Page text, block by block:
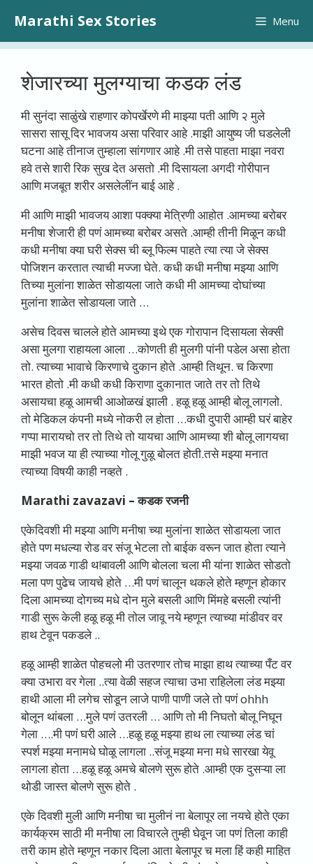
content
Marathi Sex Stories Menu
शेजारच्या मुलग्याचा कडक लंड
मी सुनंदा साळुंखे राहणार कोपर्खेरणे मी माझ्या पती आणि २ मुले
सासरा सासू दिर भावजय असा परिवार आहे .माझी आयुष्य जी घडलेली
घटना आहे तीनाज तुम्हाला सांगणार आहे .मी तसे पाहता माझा नवरा
हवे तसे शारी रिक सुख देत असतो .मी दिसायला अगदी गोरीपान
आणि मजबूत शरीर असलेलींन बाई आहे .
मी आणि माझी भावजय आशा पक्क्या मेत्रिणी आहोत .आमच्या बरोबर
मनीषा शेजारी ही पणं आमच्या बरोबर असते .आम्ही तीनी मिळून कधी
कधी मनीषा क्या घरी सेक्स ची ब्लू फिल्म पाहते त्या त्या जे सेक्स
पोजिशन करतात त्याची मज्जा घेते. कधी कधी मनीषा मझ्या आणि
तिच्या मुलांना शाळेत सोडायला जाते कधी मी आमच्या दोघांच्या
मुलांना शाळेत सोडायला जाते …
असेच दिवस चालले होते आमच्या इथे एक गोरापान दिसायला सेक्सी
असा मुलगा राहायला आला …कोणती ही मुलगी पांनी पडेल असा होता
तो. त्याच्या भावाचे किरणाचे दुकान होते .आम्ही तिथून. च किरणा
भारत होतो .मी कधी कधी किराणा दुकानात जाते तर तो तिथे
असायचा हळू आमची आओळखं झाली . हळू हळू आम्ही बोलू लागलो.
तो मेडिकल कंपनी मध्ये नोकरी ल होता …कधी दुपारी आम्ही घरं बाहेर
गप्पा मारायचो तर तो तिथे तो यायचा आणि आमच्या शी बोलू लागयचा
माझी भवज या ही त्याच्या गोलू गुळू बोलत होती.तसे मझ्या मनात
त्याच्या विषयी काही नव्हते .
Marathi zavazavi –कडक रजनी
एकेदिवशी मी मझ्या आणि मनीषा च्या मुलांना शाळेत सोडायला जात
होते पण मधल्या रोड वर संजू भेटला तो बाईक वरून जात होता त्याने
मझ्या जवळ गाडी थ!बावली आणि बोलला चला मी यांना शाळेत सोडतो
मला पण पुढेच जायचे होते …मी पणं चालून थकले होते म्हणून होकार
दिला आमच्या दोगच्य मधे दोन मुले बसली आणि मिंमहे बसली त्यांनी
गाडी सुरू केली हळू हळू मी तोल जावू नये म्हणून त्याच्या मांडीवर वर
हाथ टेवून पकडले ..
हळू आम्ही शाळेत पोहचलो मी उतरणार तोच माझा हाथ त्याच्या पँट वर
क्या उभारा वर गेला ..त्या वेळी सहज त्याचा उभा राहिलेला लंड मझ्या
हाथी आला मी लगेच सोडून लाजे पाणी पाणी जले तो पणं ohhh
बोलून थांबला …मुले पणं उतरली … आणि तो मी निघतो बोलू निघून
गेला ….मी पणं घरी आले …हळू हळू मझ्या हाथ ला त्याच्या लंड चां
स्पर्श मझ्या मनामधे घोळू लागला ..संजू मझ्या मना मधे सारखा येवू
लागला होता …हळू हळू अमचे बोलणे सुरू होते .आम्ही एक दुसऱ्या ला
थोडी जास्त बोलणे सुरू होते .
एके दिवशी मुली आणि मनीषा चा मुलीनं ना बेलापूर ला नयचे होते एका
कार्यक्रम साठी मी मनीषा ला विचारले तुम्ही घेवून जा पणं तिला काही
तरी काम होते म्हणून नकार दिला आता बेलापूर च मला हिं कही माहित